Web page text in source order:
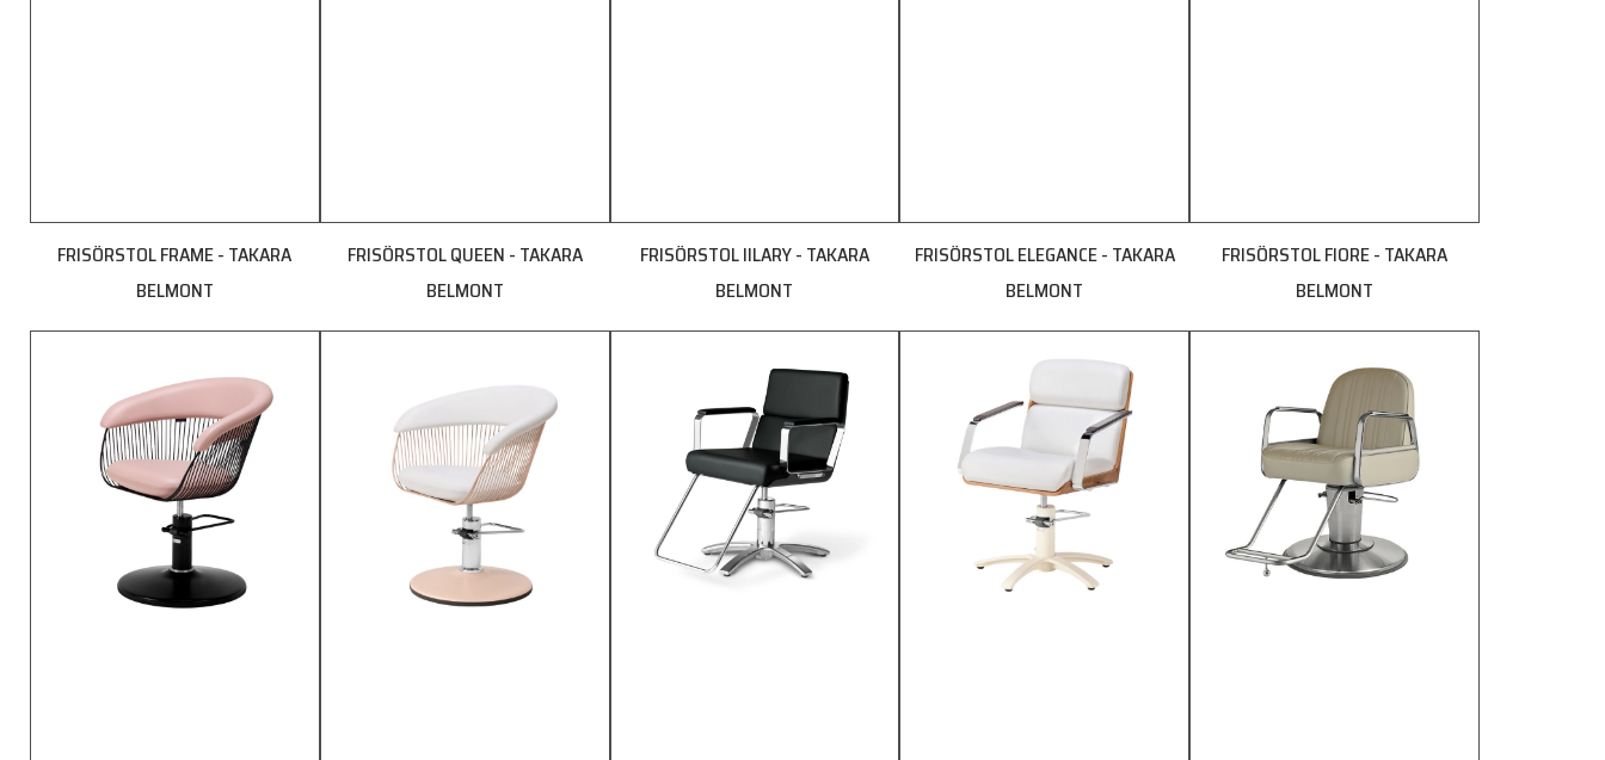
FRISÖRSTOL FRAME - TAKARA
BELMONT
FRISÖRSTOL QUEEN - TAKARA
BELMONT
FRISÖRSTOL IILARY - TAKARA
BELMONT
FRISÖRSTOL ELEGANCE - TAKARA
BELMONT
FRISÖRSTOL FIORE - TAKARA
BELMONT